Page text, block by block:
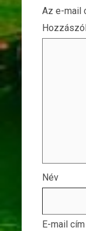
Az e-mail
Név
E-mail cím